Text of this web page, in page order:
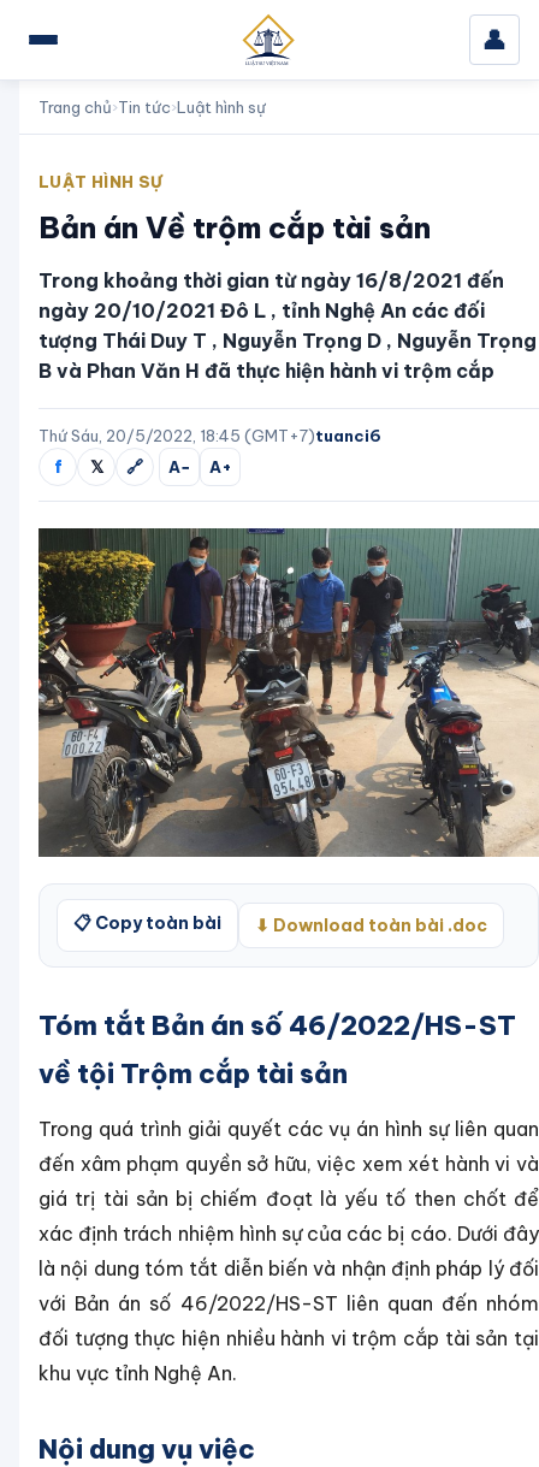
👤
Trang chủ›Tin tức›Luật hình sự
LUẬT HÌNH SỰ
Bản án Về trộm cắp tài sản
Trong khoảng thời gian từ ngày 16/8/2021 đến
ngày 20/10/2021 Đô L , tỉnh Nghệ An các đối
tượng Thái Duy T , Nguyễn Trọng D , Nguyễn Trọng
B và Phan Văn H đã thực hiện hành vi trộm cắp
Thứ Sáu, 20/5/2022, 18:45 (GMT+7)tuanci6
f 𝕏 🔗 A− A+
📋 Copy toàn bài ⬇ Download toàn bài .doc
Tóm tắt Bản án số 46/2022/HS-ST
về tội Trộm cắp tài sản
Trong quá trình giải quyết các vụ án hình sự liên quan
đến xâm phạm quyền sở hữu, việc xem xét hành vi và
giá trị tài sản bị chiếm đoạt là yếu tố then chốt để
xác định trách nhiệm hình sự của các bị cáo. Dưới đây
là nội dung tóm tắt diễn biến và nhận định pháp lý đối
với Bản án số 46/2022/HS-ST liên quan đến nhóm
đối tượng thực hiện nhiều hành vi trộm cắp tài sản tại
khu vực tỉnh Nghệ An.
Nội dung vụ việc